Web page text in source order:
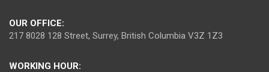
OUR OFFICE:
217 8028 128 Street, Surrey, British Columbia V3Z 1Z3
WORKING HOUR: